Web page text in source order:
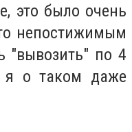
это было очень
непостижимым
"вывозить" по 4
я о таком даже